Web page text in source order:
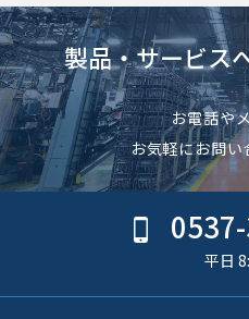
製品・サービス
お電話や
お気軽にお問
平日